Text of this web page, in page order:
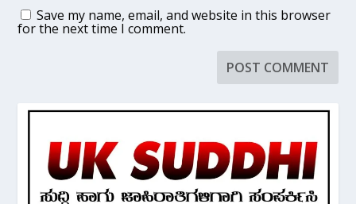
Save my name, email, and website in this browser
for the next time I comment.